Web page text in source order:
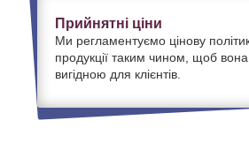
Прийнятні ціни
Ми регламентуємо цінову
продукції таким чином, щоб
вигідною для клієнтів.